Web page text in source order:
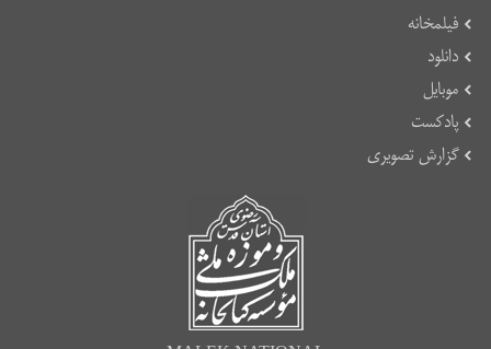
فیلمخانه
دانلود
موبایل
پادکست
گزارش تصویری